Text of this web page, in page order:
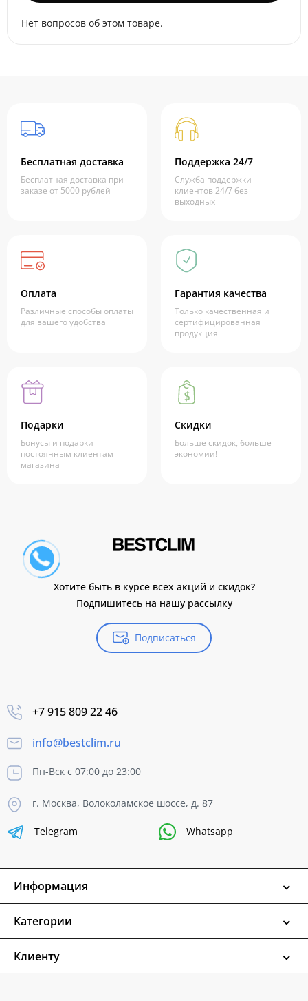
Нет вопросов об этом товаре.
Бесплатная доставка
Бесплатная доставка при
заказе от 5000 рублей
Поддержка 24/7
Служба поддержки
клиентов 24/7 без
выходных
Оплата
Различные способы оплаты
для вашего удобства
Гарантия качества
Только качественная и
сертифицированная
продукция
Подарки
Бонусы и подарки
постоянным клиентам
магазина
Скидки
Больше скидок, больше
экономии!
Хотите быть в курсе всех акций и скидок?
Подпишитесь на нашу рассылку
Подписаться
+7 915 809 22 46
info@bestclim.ru
Пн-Вск с 07:00 до 23:00
г. Москва, Волоколамское шоссе, д. 87
Telegram Whatsapp
Информация
Категории
Клиенту